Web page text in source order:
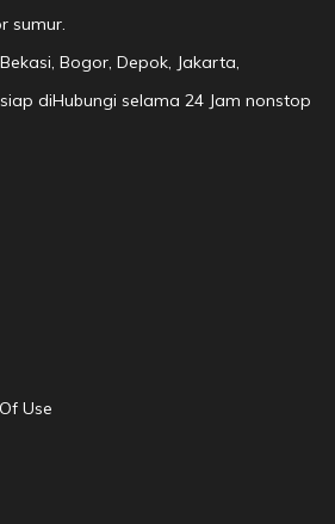
sumur.
Bogor, Depok, Jakarta,
diHubungi selama 24 Jam nonstop
Use